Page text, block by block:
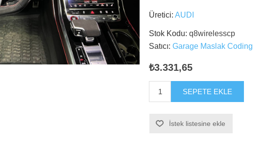
Üretici: AUDI
Stok Kodu: q8wirelesscp
Satıcı: Garage Maslak Coding
₺3.331,65
SEPETE EKLE
İstek listesine ekle